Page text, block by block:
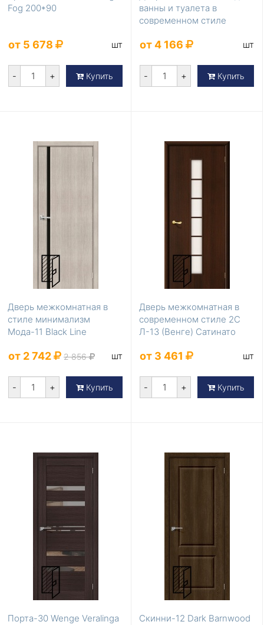
Fog 200*90
от 5 678 шт
- + Купить
ванны и туалета в
современном стиле
от 4 166 шт
- + Купить
Дверь межкомнатная в
стиле минимализм
Мода-11 Black Line
от 2 742 2 856 шт
- + Купить
Дверь межкомнатная в
современном стиле 2С
Л-13 (Венге) Сатинато
от 3 461 шт
- + Купить
Порта-30 Wenge Veralinga
Скинни-12 Dark Barnwood